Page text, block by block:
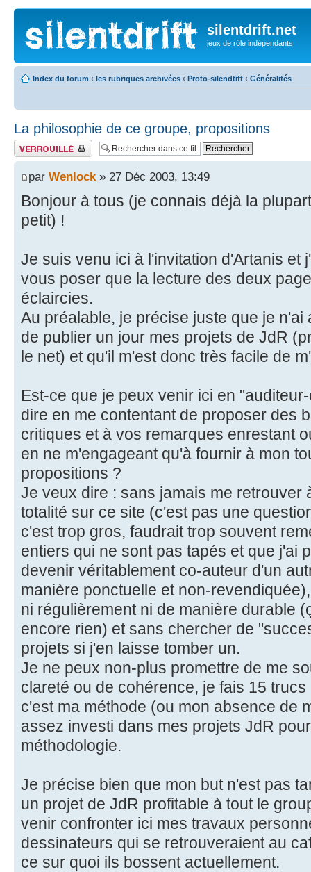
silentdrift.net
jeux de rôle indépendants
Index du forum ‹ les rubriques archivées ‹ Proto-silendtift ‹ Généralités
La philosophie de ce groupe, propositions
Fil verrouillé
par Wenlock » 27 Déc 2003, 13:49
Bonjour à tous (je connais déjà la
petit) !
Je suis venu ici à l'invitation d'Artanis et
vous poser que la lecture des deux
éclaircies.
Au préalable, je précise juste que je
de publier un jour mes projets de JdR
le net) et qu'il m'est donc très facile de
Est-ce que je peux venir ici en
dire en me contentant de proposer des
critiques et à vos remarques enrestant
en ne m'engageant qu'à fournir à mon
propositions ?
Je veux dire : sans jamais me retrouver
totalité sur ce site (c'est pas une
c'est trop gros, faudrait trop souvent
entiers qui ne sont pas tapés et que j'ai
devenir véritablement co-auteur d'un
manière ponctuelle et non-
ni régulièrement ni de manière durable
encore rien) et sans chercher de
projets si j'en laisse tomber un.
Je ne peux non-plus promettre de me
clareté ou de cohérence, je fais 15
c'est ma méthode (ou mon absence de
assez investi dans mes projets JdR
méthodologie.
Je précise bien que mon but n'est pas
un projet de JdR profitable à tout le
venir confronter ici mes travaux
dessinateurs qui se retrouveraient au
ce sur quoi ils bossent actuellement.